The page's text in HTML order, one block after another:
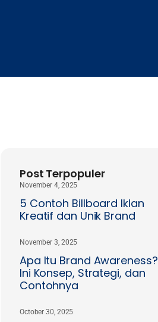
Post Terpopuler
5 Contoh Billboard Iklan
Kreatif dan Unik Brand
November 4, 2025
Apa Itu Brand Awareness?
Ini Konsep, Strategi, dan
Contohnya
November 3, 2025
October 30, 2025